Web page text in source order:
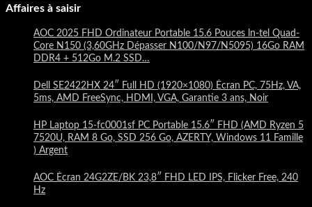
Affaires à saisir
AOC 2025 FHD Ordinateur Portable 15.6 Pouces ln-tel Quad-
Core N150 (3,60GHz Dépasser N100/N97/N5095) 16Go RAM
DDR4 + 512Go M.2 SSD…
Dell SE2422HX 24″ Full HD (1920×1080) Écran PC, 75Hz, VA,
5ms, AMD FreeSync, HDMI, VGA, Garantie 3 ans, Noir
HP Laptop 15-fc0001sf PC Portable 15.6″ FHD (AMD Ryzen 5
7520U, RAM 8 Go, SSD 256 Go, AZERTY, Windows 11 Famille
) Argent
AOC Écran 24G2ZE/BK 23,8″ FHD LED IPS, Flicker Free, 240
Hz